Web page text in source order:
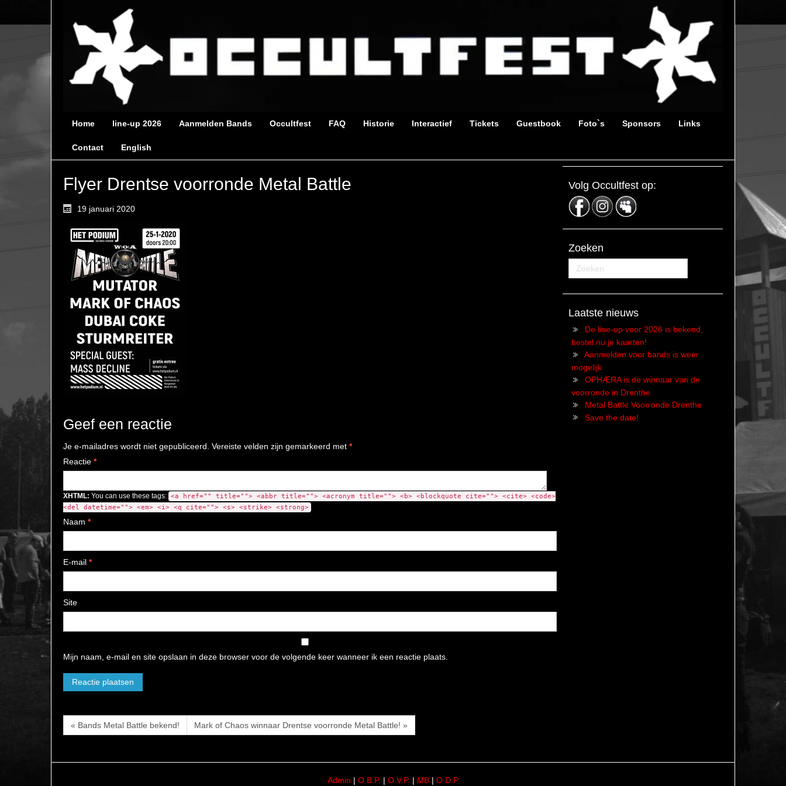
Home line-up 2026 Aanmelden Bands Occultfest FAQ Historie Interactief Tickets Guestbook Foto`s Sponsors Links
Contact English
Flyer Drentse voorronde Metal Battle
19 januari 2020
Geef een reactie
Je e-mailadres wordt niet gepubliceerd. Vereiste velden zijn gemarkeerd met *
Reactie *
XHTML: You can use these tags: <a href="" title=""> <abbr title=""> <acronym title=""> <b> <blockquote cite=""> <cite> <code>
<del datetime=""> <em> <i> <q cite=""> <s> <strike> <strong>
Naam *
E-mail *
Site
Mijn naam, e-mail en site opslaan in deze browser voor de volgende keer wanneer ik een reactie plaats.
« Bands Metal Battle bekend! Mark of Chaos winnaar Drentse voorronde Metal Battle! »
Volg Occultfest op:
Zoeken
Laatste nieuws
De line-up voor 2026 is bekend,
bestel nu je kaarten!
Aanmelden voor bands is weer
mogelijk
OPHÆRA is de winnaar van de
voorronde in Drenthe
Metal Battle Voorronde Drenthe
Save the date!
Admin | O.B.P. | O.V.P. | MB | O.D.P